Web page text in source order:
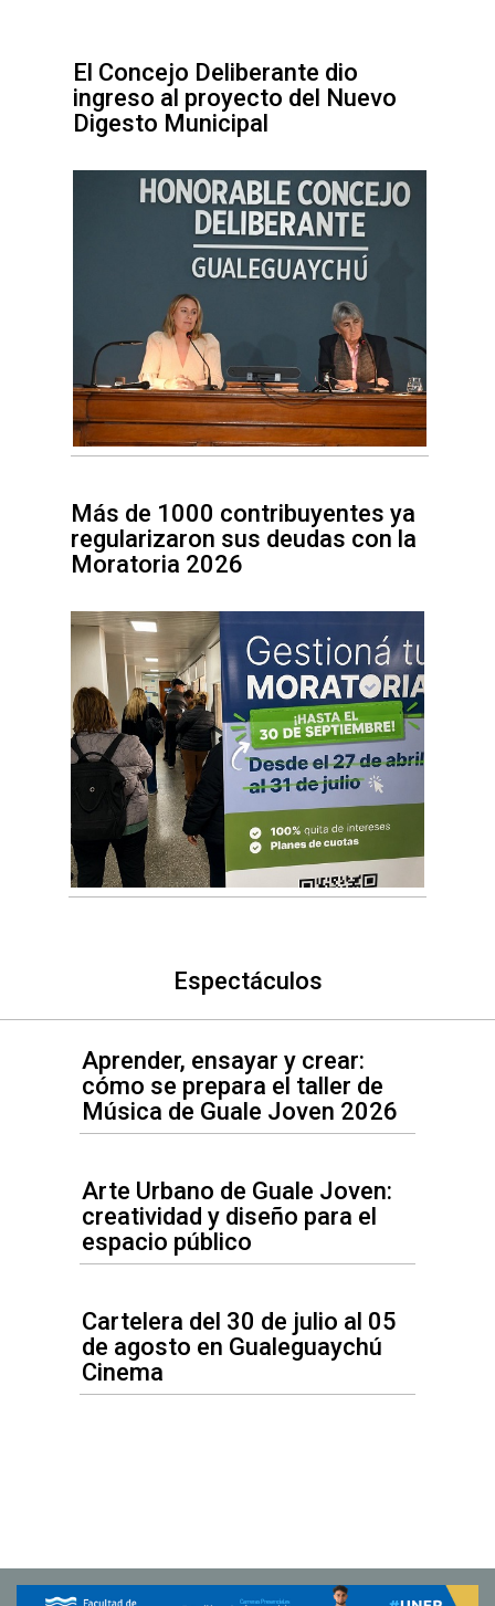
El Concejo Deliberante dio
ingreso al proyecto del Nuevo
Digesto Municipal
Más de 1000 contribuyentes ya
regularizaron sus deudas con la
Moratoria 2026
Espectáculos
Aprender, ensayar y crear:
cómo se prepara el taller de
Música de Guale Joven 2026
Arte Urbano de Guale Joven:
creatividad y diseño para el
espacio público
Cartelera del 30 de julio al 05
de agosto en Gualeguaychú
Cinema